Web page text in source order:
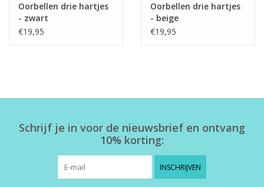
Oorbellen drie hartjes
- zwart
€19,95
Oorbellen drie hartjes
- beige
€19,95
Schrijf je in voor de nieuwsbrief en ontvang
10% korting:
INSCHRIJVEN